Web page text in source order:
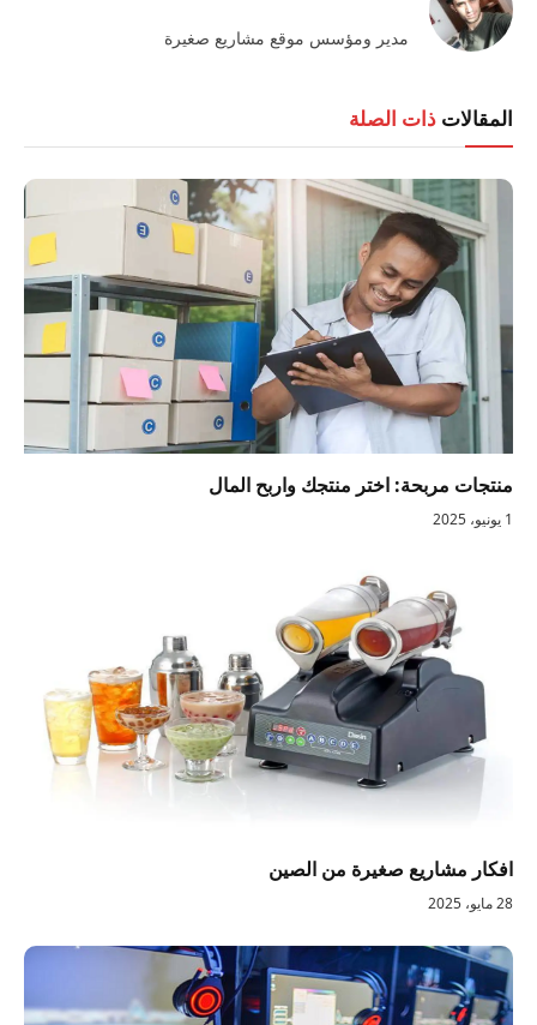
مدير ومؤسس موقع مشاريع صغيرة
المقالات ذات الصلة
منتجات مربحة: اختر منتجك واربح المال
1 يونيو، 2025
افكار مشاريع صغيرة من الصين
28 مايو، 2025